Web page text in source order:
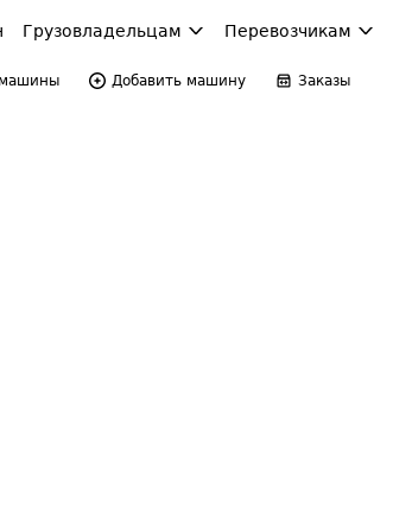
Грузовладельцам Перевозчикам
Добавить машину Заказы